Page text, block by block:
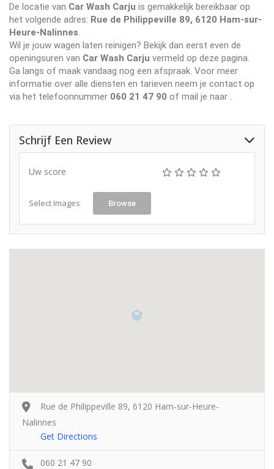
De locatie van Car Wash Carju is gemakkelijk bereikbaar op
het volgende adres: Rue de Philippeville 89, 6120 Ham-sur-
Heure-Nalinnes
Wil je jouw wagen laten reinigen? Bekijk dan eerst even de
openingsuren van Car Wash Carju vermeld op deze pagina.
Ga langs of maak vandaag nog een afspraak. Voor meer
informatie over alle diensten en tarieven neem je contact op
via het telefoonnummer 060 21 47 90 of mail je naar
Schrijf Een Review
Uw score
Select Images Browse
Rue de Philippeville 89, 6120 Ham-sur-Heure-
Nalinnes
Get Directions
060 21 47 90